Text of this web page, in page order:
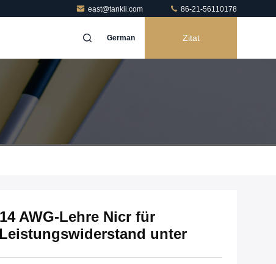
east@tankii.com 86-21-56110178
German Zitat
AWG-Lehre Nicr für
unter